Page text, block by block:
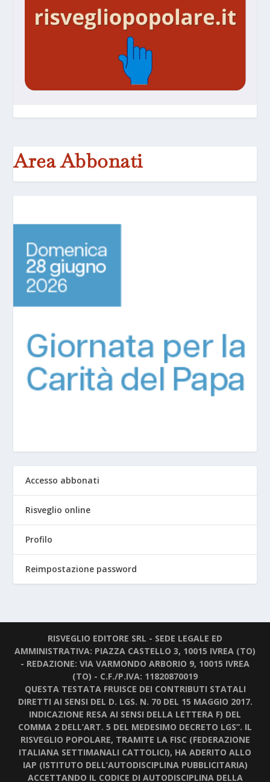
Area Abbonati
Accesso abbonati
Risveglio online
Profilo
Reimpostazione password
RISVEGLIO EDITORE SRL - SEDE LEGALE ED
AMMINISTRATIVA: PIAZZA CASTELLO 3, 10015 IVREA (TO)
- REDAZIONE: VIA VARMONDO ARBORIO 9, 10015 IVREA
(TO) - C.F./P.IVA: 11820870019
QUESTA TESTATA FRUISCE DEI CONTRIBUTI STATALI
DIRETTI AI SENSI DEL D. LGS. N. 70 DEL 15 MAGGIO 2017.
INDICAZIONE RESA AI SENSI DELLA LETTERA F) DEL
COMMA 2 DELL’ART. 5 DEL MEDESIMO DECRETO LGS”. IL
RISVEGLIO POPOLARE, TRAMITE LA FISC (FEDERAZIONE
ITALIANA SETTIMANALI CATTOLICI), HA ADERITO ALLO
IAP (ISTITUTO DELL’AUTODISCIPLINA PUBBLICITARIA)
ACCETTANDO IL CODICE DI AUTODISCIPLINA DELLA